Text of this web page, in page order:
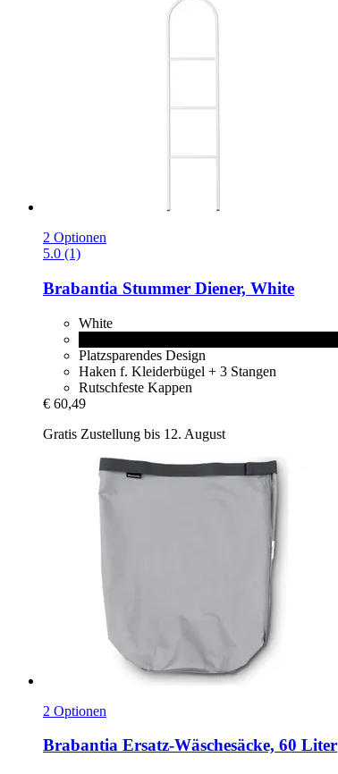
2 Optionen
5.0 (1)
Brabantia Stummer Diener, White
White
Platzsparendes Design
Haken f. Kleiderbügel + 3 Stangen
Rutschfeste Kappen
€ 60,49
Gratis Zustellung bis 12. August
2 Optionen
Brabantia Ersatz-​Wäschesäcke, 60 Liter